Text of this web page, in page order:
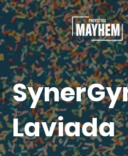
Laviada